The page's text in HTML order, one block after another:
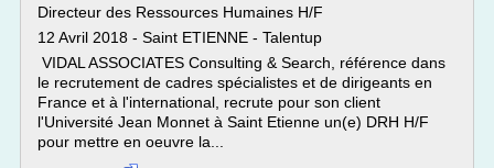
Directeur des Ressources Humaines H/F
12 Avril 2018 - Saint ETIENNE - Talentup
VIDAL ASSOCIATES Consulting & Search, référence dans
le recrutement de cadres spécialistes et de dirigeants en
France et à l'international, recrute pour son client
l'Université Jean Monnet à Saint Etienne un(e) DRH H/F
pour mettre en oeuvre la...